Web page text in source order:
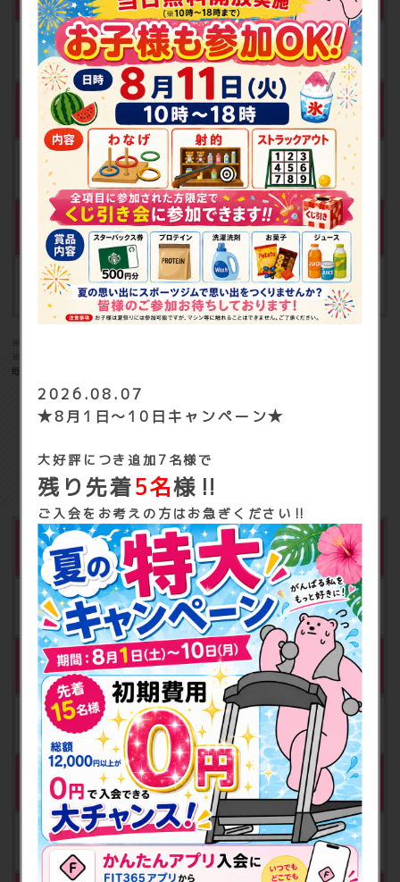
月額 2,980円（税込3,278円）
会員カード発行料※1
5,000円（税込5,500円）
セキュリティ管理／施設メンテナンス料※2
年額 4,980円（税込5,478円）
※1：入会時にお支払いが必要となります。
※2：ご利用開始月より3ヶ月目にかかります。その後1年ごとに料金が
毎年発生します。
水素水 ※3
月額 500円（税込540円）
契約ロッカー
月額 500円（税込550円）
契約ロッカー(大)
月額 1,000円（税込1,100円）
2026.08.07
★8月1日～10日キャンペーン★
大好評につき追加7名様で
残り先着5名様‼
ご入会をお考えの方はお急ぎください‼